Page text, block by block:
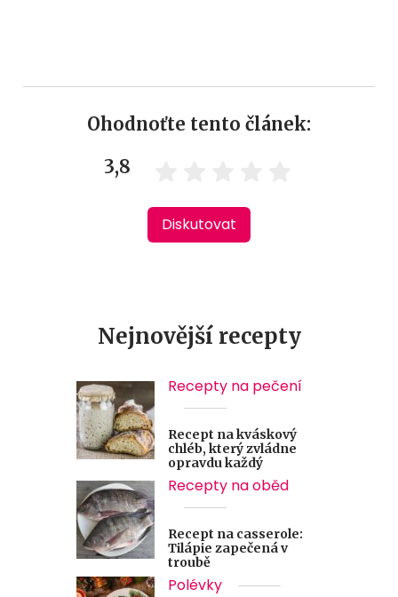
Ohodnoťte tento článek:
3,8
Diskutovat
Nejnovější recepty
Recepty na pečení
Recept na kváskový
chléb, který zvládne
opravdu každý
Recepty na oběd
Recept na casserole:
Tilápie zapečená v
troubě
Polévky